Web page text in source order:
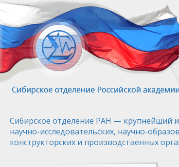
Перейти
основному
содержанию
Сибирское отделение РАН — крупнейший
научно-исследовательских, научно-
конструкторских и производственных